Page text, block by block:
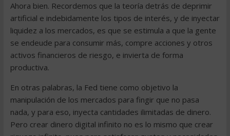
Ahora bien. Recordemos que la teoría detrás de deprimir
artificial e indebidamente los tipos de interés, y de inyectar
liquidez a los mercados, es que se estimula a que la gente
se endeude para consumir más, compre acciones y otros
activos financieros de riesgo, e invierta de forma
productiva.
En otras palabras, la Fed tiene como objetivo la
manipulación de los mercados para fingir que no pasa
nada, y para eso, inyecta cantidades ilimitadas de dinero.
Pero crear dinero digital infinito no es lo mismo que crear